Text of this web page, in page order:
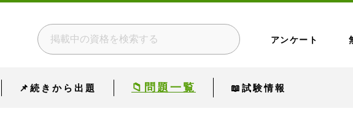
アンケート
📌続きから出題 📁問題一覧 📖試験情報